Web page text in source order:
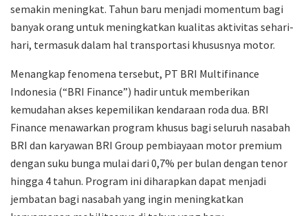
semakin meningkat. Tahun baru menjadi momentum bagi
banyak orang untuk meningkatkan kualitas aktivitas sehari-
hari, termasuk dalam hal transportasi khususnya motor.
Menangkap fenomena tersebut, PT BRI Multifinance
Indonesia (“BRI Finance”) hadir untuk memberikan
kemudahan akses kepemilikan kendaraan roda dua. BRI
Finance menawarkan program khusus bagi seluruh nasabah
BRI dan karyawan BRI Group pembiayaan motor premium
dengan suku bunga mulai dari 0,7% per bulan dengan tenor
hingga 4 tahun. Program ini diharapkan dapat menjadi
jembatan bagi nasabah yang ingin meningkatkan